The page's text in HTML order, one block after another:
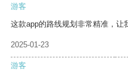
游客
这款app的路线规划非常精准，让
2025-01-23
游客